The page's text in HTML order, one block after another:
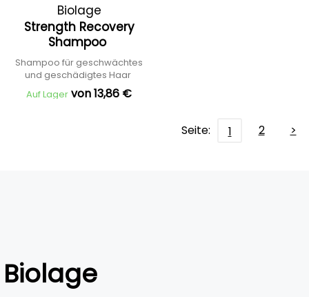
Biolage
Strength Recovery
Shampoo
Shampoo für geschwächtes
und geschädigtes Haar
Auf Lager von 13,86 €
Seite: 1 2 >
Biolage